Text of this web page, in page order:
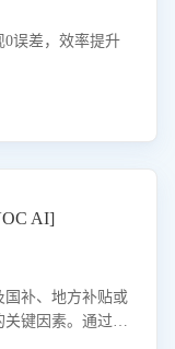
0误差，效率提升
AI]
国补、地方补贴或
关键因素。通过AI